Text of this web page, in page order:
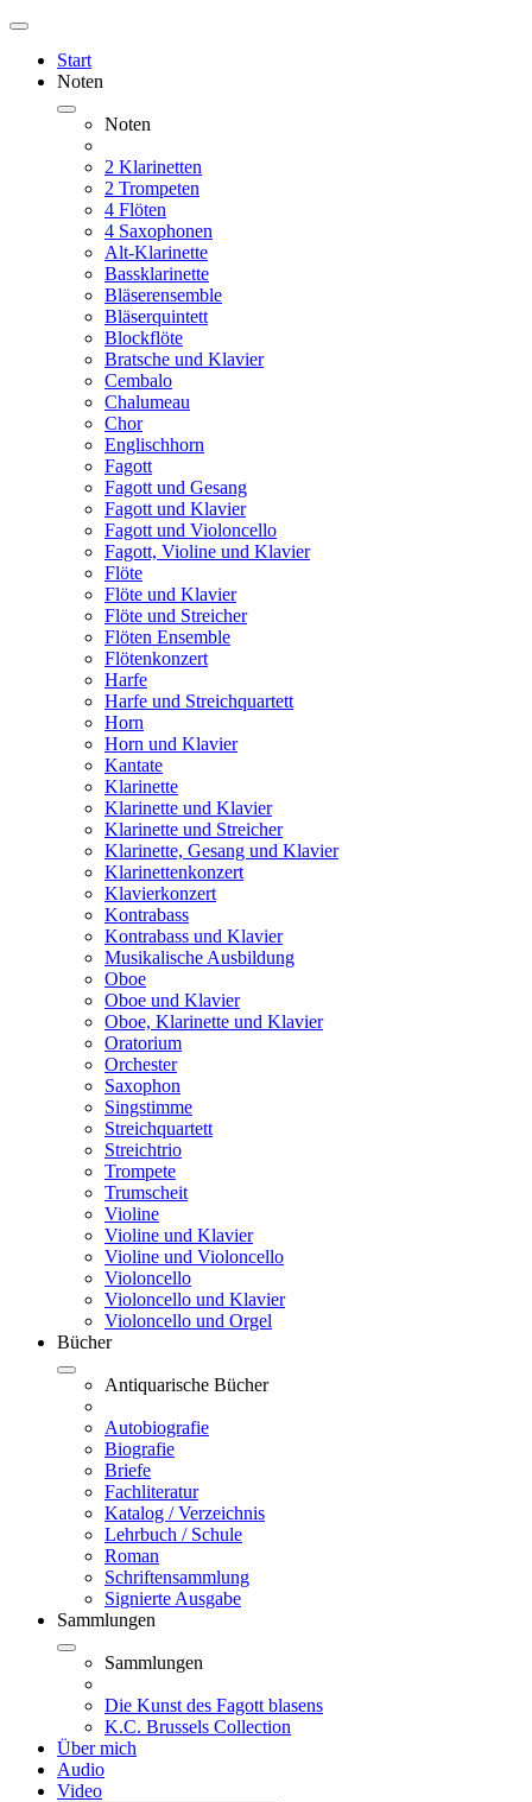
Start
Noten
Noten
2 Klarinetten
2 Trompeten
4 Flöten
4 Saxophonen
Alt-Klarinette
Bassklarinette
Bläserensemble
Bläserquintett
Blockflöte
Bratsche und Klavier
Cembalo
Chalumeau
Chor
Englischhorn
Fagott
Fagott und Gesang
Fagott und Klavier
Fagott und Violoncello
Fagott, Violine und Klavier
Flöte
Flöte und Klavier
Flöte und Streicher
Flöten Ensemble
Flötenkonzert
Harfe
Harfe und Streichquartett
Horn
Horn und Klavier
Kantate
Klarinette
Klarinette und Klavier
Klarinette und Streicher
Klarinette, Gesang und Klavier
Klarinettenkonzert
Klavierkonzert
Kontrabass
Kontrabass und Klavier
Musikalische Ausbildung
Oboe
Oboe und Klavier
Oboe, Klarinette und Klavier
Oratorium
Orchester
Saxophon
Singstimme
Streichquartett
Streichtrio
Trompete
Trumscheit
Violine
Violine und Klavier
Violine und Violoncello
Violoncello
Violoncello und Klavier
Violoncello und Orgel
Bücher
Antiquarische Bücher
Autobiografie
Biografie
Briefe
Fachliteratur
Katalog / Verzeichnis
Lehrbuch / Schule
Roman
Schriftensammlung
Signierte Ausgabe
Sammlungen
Sammlungen
Die Kunst des Fagott blasens
K.C. Brussels Collection
Über mich
Audio
Video